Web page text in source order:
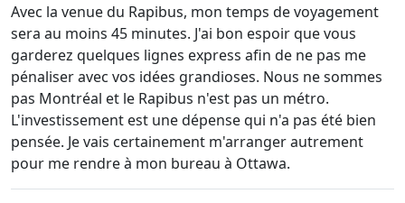
Avec la venue du Rapibus, mon temps de voyagement
sera au moins 45 minutes. J'ai bon espoir que vous
garderez quelques lignes express afin de ne pas me
pénaliser avec vos idées grandioses. Nous ne sommes
pas Montréal et le Rapibus n'est pas un métro.
L'investissement est une dépense qui n'a pas été bien
pensée. Je vais certainement m'arranger autrement
pour me rendre à mon bureau à Ottawa.